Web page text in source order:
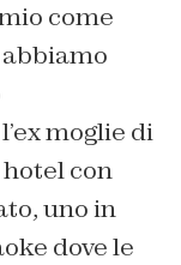
come
moglie di
con
uno in
dove le